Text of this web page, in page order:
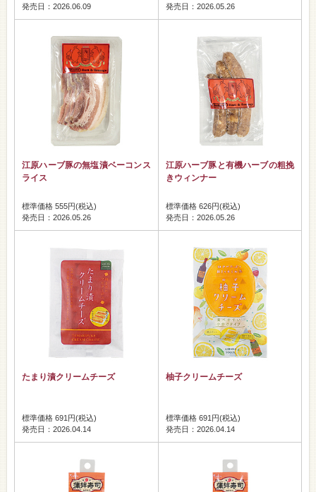
発売日：2026.06.09
発売日：2026.05.26
江原ハーブ豚の無塩漬ベーコンス
ライス
標準価格 555円(税込)
発売日：2026.05.26
江原ハーブ豚と有機ハーブの粗挽
きウィンナー
標準価格 626円(税込)
発売日：2026.05.26
たまり漬クリームチーズ
標準価格 691円(税込)
発売日：2026.04.14
柚子クリームチーズ
標準価格 691円(税込)
発売日：2026.04.14